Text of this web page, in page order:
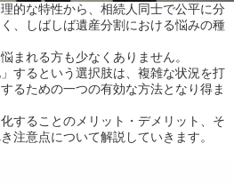
的な特性から、相続人同士で公平に分
、しばしば遺産分割における悩みの種
まれる方も少なくありません。
するという選択肢は、複雑な状況を打
るための一つの有効な方法となり得ま
することのメリット・デメリット、そ
注意点について解説していきます。